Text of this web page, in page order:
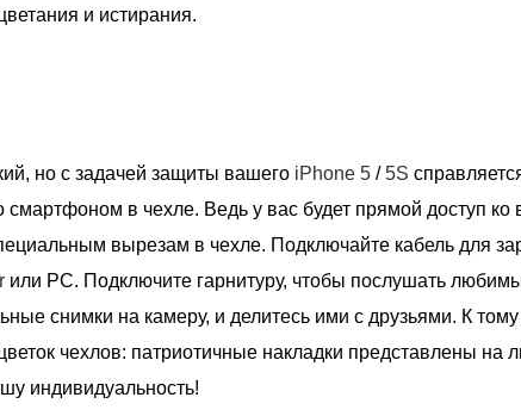
и истирания.
но с задачей защиты вашего iPhone 5 /5S
смартфоном в чехле. Ведь у вас будет прямой доступ
вырезам в чехле. Подключайте кабель для
или РС. Подключите гарнитуру, чтобы послушать
снимки на камеру, и делитесь ими с друзьями. К
чехлов: патриотичные накладки представлены на
индивидуальность!